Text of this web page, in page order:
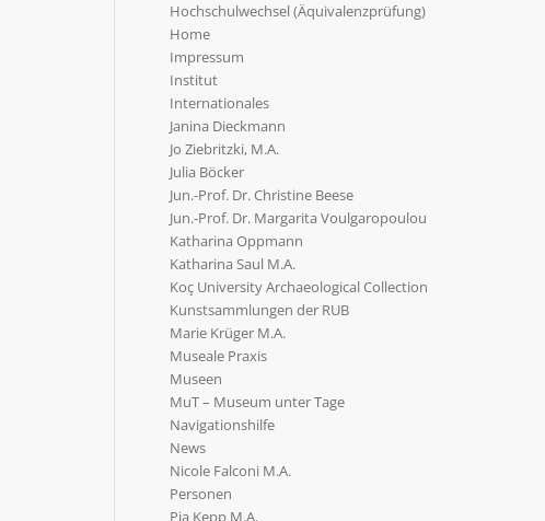
Hochschulwechsel (Äquivalenzprüfung)
Home
Impressum
Institut
Internationales
Janina Dieckmann
Jo Ziebritzki, M.A.
Julia Böcker
Jun.-Prof. Dr. Christine Beese
Jun.-Prof. Dr. Margarita Voulgaropoulou
Katharina Oppmann
Katharina Saul M.A.
Koç University Archaeological Collection
Kunstsammlungen der RUB
Marie Krüger M.A.
Museale Praxis
Museen
MuT – Museum unter Tage
Navigationshilfe
News
Nicole Falconi M.A.
Personen
Pia Kepp M.A.